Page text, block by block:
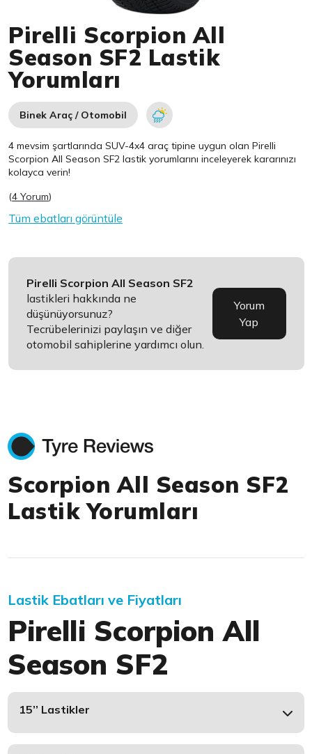
Pirelli Scorpion All
Season SF2 Lastik
Yorumları
Binek Araç / Otomobil
4 mevsim şartlarında SUV-4x4 araç tipine uygun olanPirelli
Scorpion All Season SF2 lastik yorumlarını inceleyerek kararınızı
kolayca verin!
(4 Yorum)
Tüm ebatları görüntüle
Pirelli Scorpion All Season SF2
lastikleri hakkında ne
düşünüyorsunuz?
Tecrübelerinizi paylaşın ve diğer
otomobil sahiplerine yardımcı olun.
Yorum
Yap
Scorpion All Season SF2
Lastik Yorumları
Lastik Ebatları ve Fiyatları
Pirelli Scorpion All
Season SF2
15’’ Lastikler